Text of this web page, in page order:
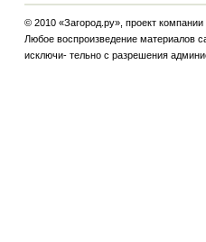
© 2010 «Загород.ру», проект
Любое воспроизведение материалов
исключи- тельно с разрешения